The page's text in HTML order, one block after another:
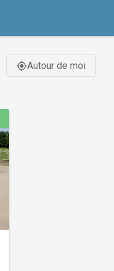
gps_fixedAutour de moi